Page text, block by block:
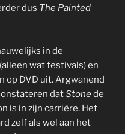
dus The Painted
in de
wat festivals) en
op DVD uit. Argwanend
datStonede
is in zijn carrière. Het
zelf als wel aan het